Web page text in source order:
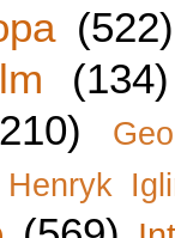
(522)
(134)
Henryk